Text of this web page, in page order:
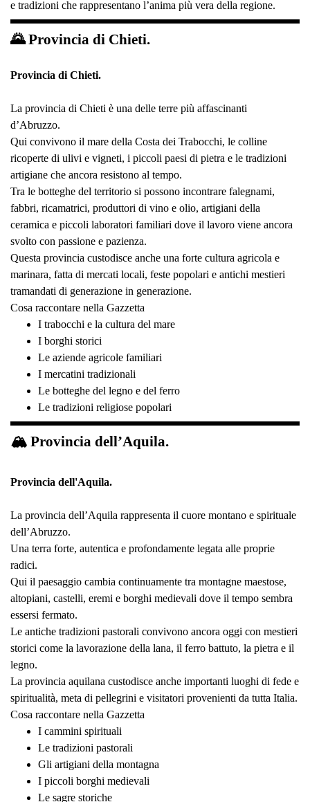
e tradizioni che rappresentano l’anima più vera della regione.
🌄 Provincia di Chieti.
Provincia di Chieti.
La provincia di Chieti è una delle terre più affascinanti
d’Abruzzo.
Qui convivono il mare della Costa dei Trabocchi, le colline
ricoperte di ulivi e vigneti, i piccoli paesi di pietra e le tradizioni
artigiane che ancora resistono al tempo.
Tra le botteghe del territorio si possono incontrare falegnami,
fabbri, ricamatrici, produttori di vino e olio, artigiani della
ceramica e piccoli laboratori familiari dove il lavoro viene ancora
svolto con passione e pazienza.
Questa provincia custodisce anche una forte cultura agricola e
marinara, fatta di mercati locali, feste popolari e antichi mestieri
tramandati di generazione in generazione.
Cosa raccontare nella Gazzetta
I trabocchi e la cultura del mare
I borghi storici
Le aziende agricole familiari
I mercatini tradizionali
Le botteghe del legno e del ferro
Le tradizioni religiose popolari
🏔 Provincia dell’Aquila.
Provincia dell'Aquila.
La provincia dell’Aquila rappresenta il cuore montano e spirituale
dell’Abruzzo.
Una terra forte, autentica e profondamente legata alle proprie
radici.
Qui il paesaggio cambia continuamente tra montagne maestose,
altopiani, castelli, eremi e borghi medievali dove il tempo sembra
essersi fermato.
Le antiche tradizioni pastorali convivono ancora oggi con mestieri
storici come la lavorazione della lana, il ferro battuto, la pietra e il
legno.
La provincia aquilana custodisce anche importanti luoghi di fede e
spiritualità, meta di pellegrini e visitatori provenienti da tutta Italia.
Cosa raccontare nella Gazzetta
I cammini spirituali
Le tradizioni pastorali
Gli artigiani della montagna
I piccoli borghi medievali
Le sagre storiche